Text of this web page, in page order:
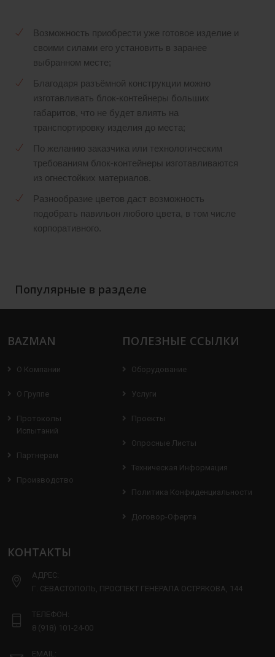
Возможность приобрести уже готовое изделие и
своими силами его установить в заранее
выбранном месте;
Благодаря разъёмной конструкции можно
изготавливать блок-контейнеры больших
габаритов, что не будет влиять на
транспортировку изделия до места;
По желанию заказчика или технологическим
требованиям блок-контейнеры изготавливаются
из огнестойких материалов.
Разнообразие цветов даст возможность
подобрать павильон любого цвета, в том числе
корпоративного.
Популярные в разделе
BAZMAN
О Компании
О Группе
Протоколы
Испытаний
Партнерам
Производство
ПОЛЕЗНЫЕ ССЫЛКИ
Оборудование
Услуги
Проекты
Опросные Листы
Техническая Информация
Политика Конфиденциальности
Договор-Оферта
КОНТАКТЫ
АДРЕС:
Г. СЕВАСТОПОЛЬ, ПРОСПЕКТ ГЕНЕРАЛА ОСТРЯКОВА, 144
ТЕЛЕФОН:
8 (918) 101-24-00
EMAIL: